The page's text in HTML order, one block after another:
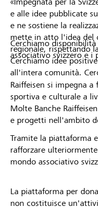
e alle idee pubblicate
e ne sostiene la
mette in atto l'idea del
regionale, rispettando
Cerchiamo idee
all'intera comunità.
Cerchiamo
associativo svizzero e i
Raiffeisen si impegna a
sportiva e culturale a
Molte Banche
e progetti nell'ambito
Tramite la piattaforma
rafforzare
mondo associativo
La piattaforma per
non costituisce